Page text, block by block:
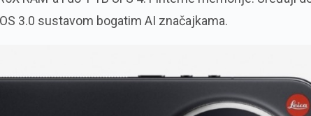
3.0 sustavom bogatim AI značajkama.